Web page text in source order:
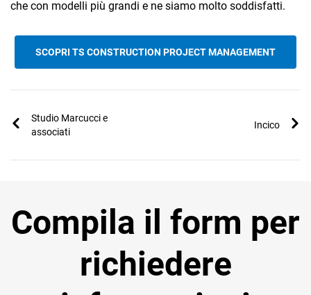
che con modelli più grandi e ne siamo molto soddisfatti.
SCOPRI TS CONSTRUCTION PROJECT MANAGEMENT
Studio Marcucci e
associati
Incico
Compila il form per
richiedere